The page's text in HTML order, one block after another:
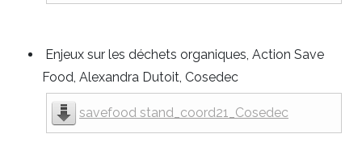
Enjeux sur les déchets organiques, Action Save
Food, Alexandra Dutoit, Cosedec
savefood stand_coord21_Cosedec